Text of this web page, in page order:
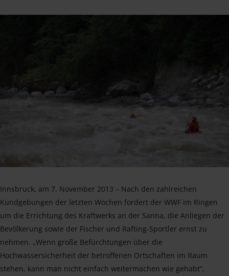
Innsbruck, am 7. November 2013 – Nach den zahlreichen
Kundgebungen der letzten Wochen fordert der WWF im Ringen
um die Errichtung des Kraftwerks an der Sanna, die Anliegen der
Bevölkerung sowie der Fischer und Rafting-Sportler ernst zu
nehmen. „Wenn große Befürchtungen über die
Hochwassersicherheit der betroffenen Ortschaften im Raum
stehen, kann man nicht einfach weitermachen wie gehabt“,